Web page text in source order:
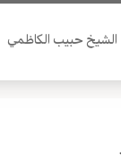
الشيخ حبيب الكاظمي